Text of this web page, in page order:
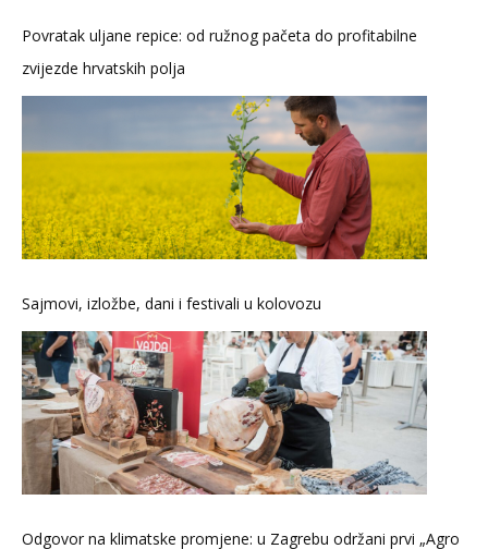
Povratak uljane repice: od ružnog pačeta do profitabilne
zvijezde hrvatskih polja
Sajmovi, izložbe, dani i festivali u kolovozu
Odgovor na klimatske promjene: u Zagrebu održani prvi „Agro